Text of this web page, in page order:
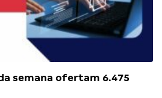
semana ofertam 6.475